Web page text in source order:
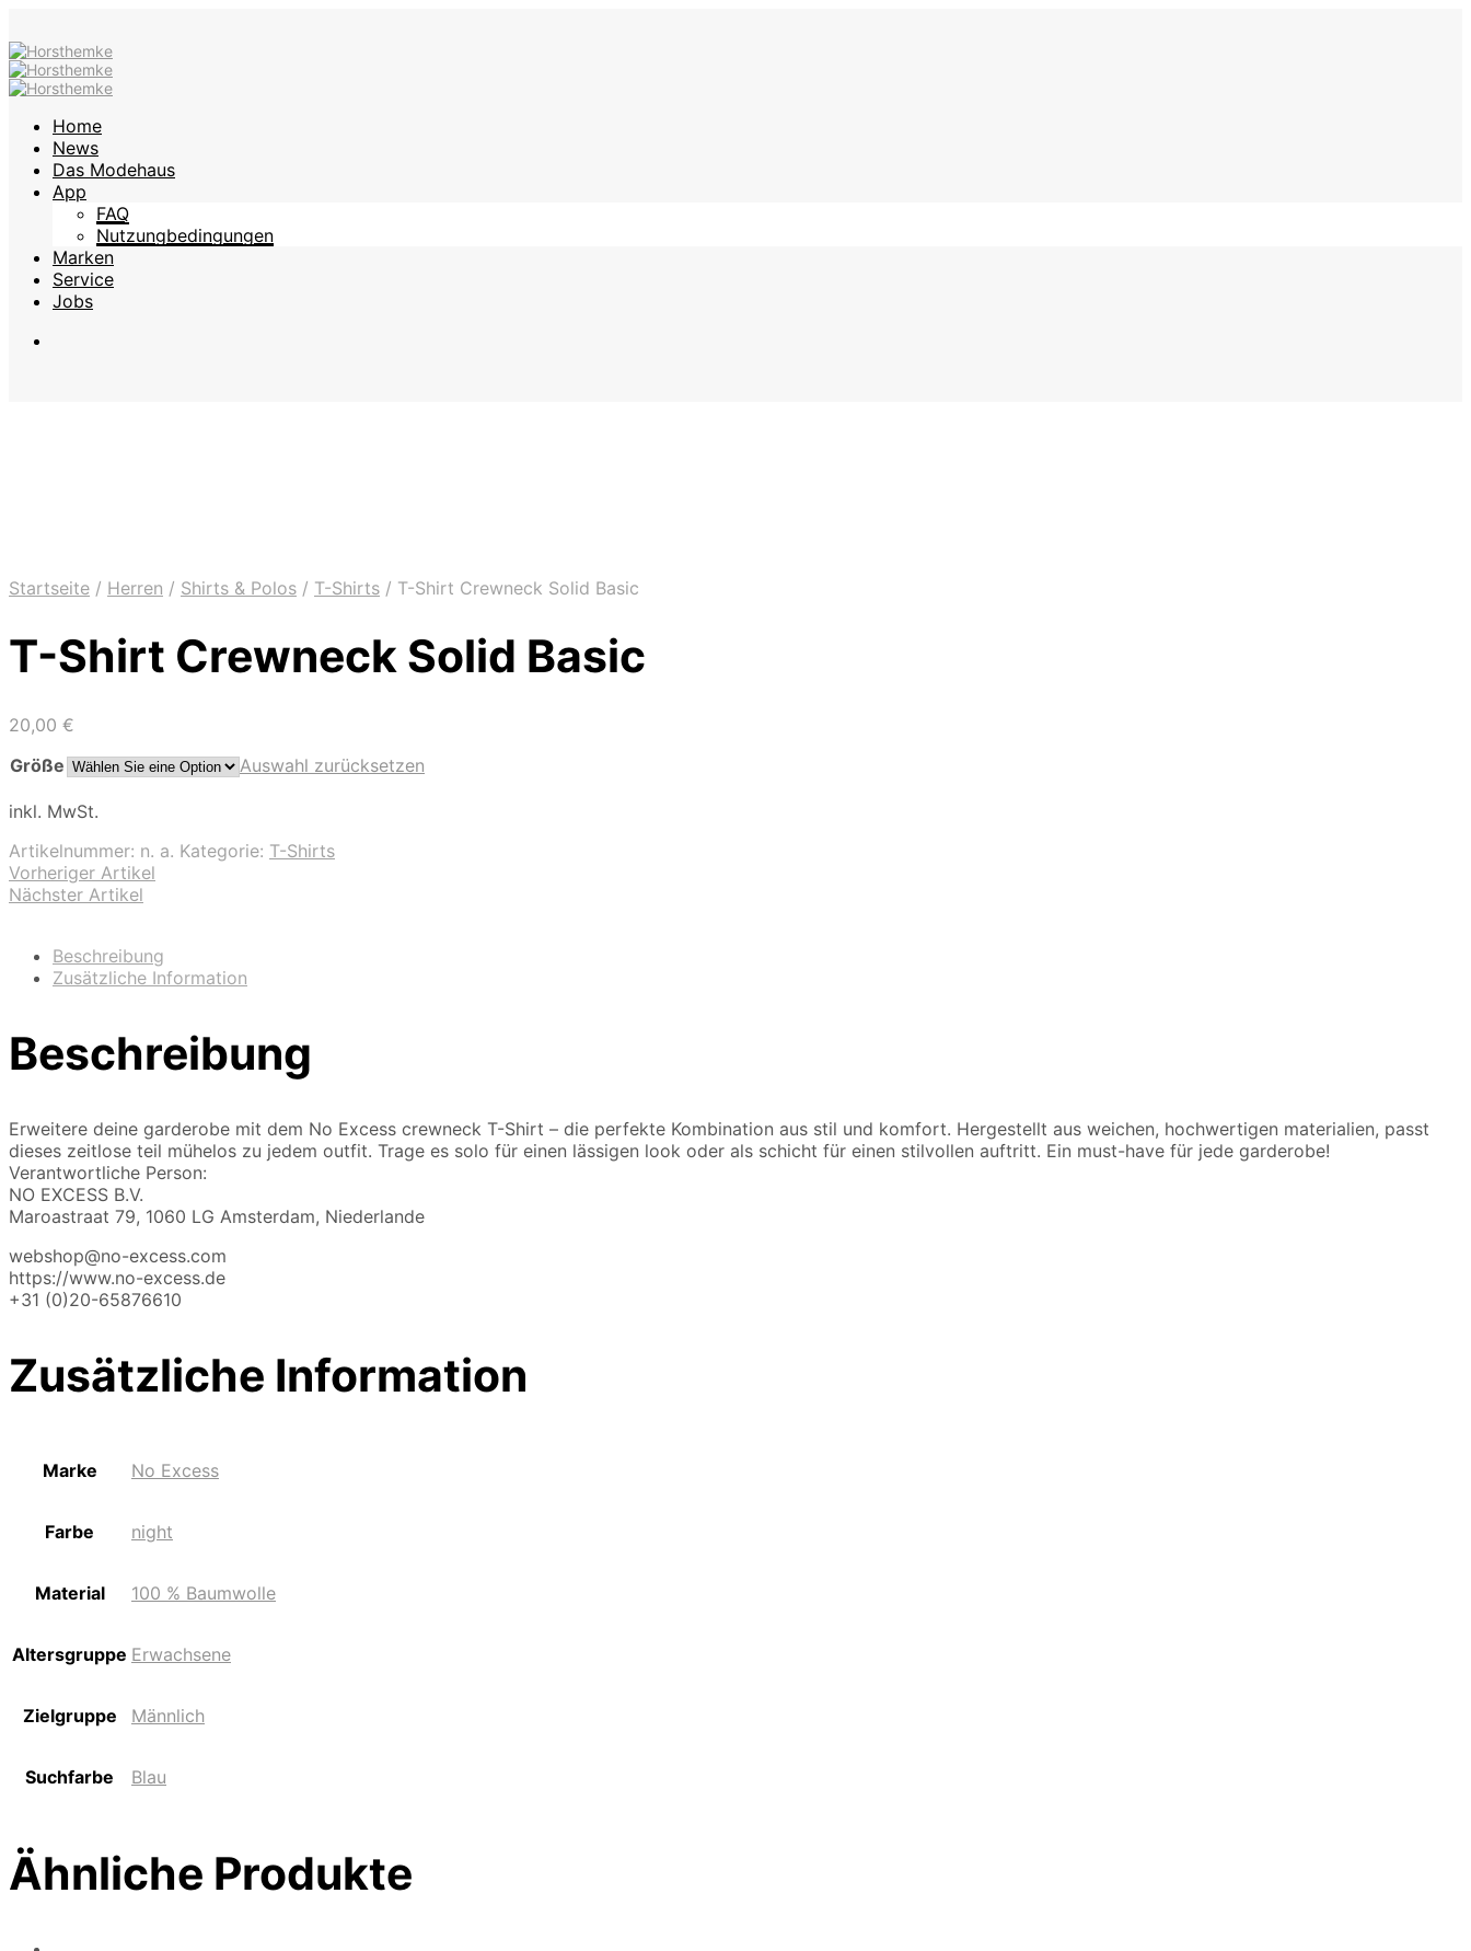
Home
News
Das Modehaus
App
FAQ
Nutzungbedingungen
Marken
Service
Jobs
Startseite / Herren / Shirts & Polos / T-Shirts / T-Shirt Crewneck Solid Basic
T-Shirt Crewneck Solid Basic
20,00 €
Größe
Auswahl zurücksetzen
inkl. MwSt.
Artikelnummer: n. a. Kategorie: T-Shirts
Vorheriger Artikel
Nächster Artikel
Beschreibung
Zusätzliche Information
Beschreibung
Erweitere deine garderobe mit dem No Excess crewneck T-Shirt – die perfekte Kombination aus stil und komfort. Hergestellt aus weichen, hochwertigen materialien, passt
dieses zeitlose teil mühelos zu jedem outfit. Trage es solo für einen lässigen look oder als schicht für einen stilvollen auftritt. Ein must-have für jede garderobe!
Verantwortliche Person:
NO EXCESS B.V.
Maroastraat 79, 1060 LG Amsterdam, Niederlande
webshop@no-excess.com
https://www.no-excess.de
+31 (0)20-65876610
Zusätzliche Information
Marke No Excess
Farbe night
Material 100 % Baumwolle
Altersgruppe Erwachsene
Zielgruppe Männlich
Suchfarbe Blau
Ähnliche Produkte